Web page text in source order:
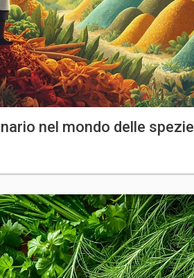
nel mondo delle spezie